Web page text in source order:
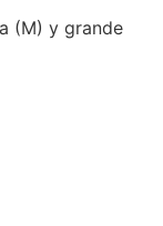
(M) y grande